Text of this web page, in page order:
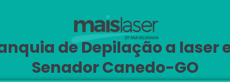
de Depilação a laser
Senador Canedo-GO